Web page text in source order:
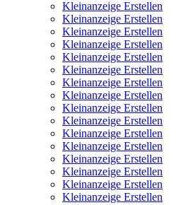
Kleinanzeige Erstellen
Kleinanzeige Erstellen
Kleinanzeige Erstellen
Kleinanzeige Erstellen
Kleinanzeige Erstellen
Kleinanzeige Erstellen
Kleinanzeige Erstellen
Kleinanzeige Erstellen
Kleinanzeige Erstellen
Kleinanzeige Erstellen
Kleinanzeige Erstellen
Kleinanzeige Erstellen
Kleinanzeige Erstellen
Kleinanzeige Erstellen
Kleinanzeige Erstellen
Kleinanzeige Erstellen